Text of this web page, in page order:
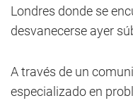
Londres donde se
desvanecerse ayer
A través de un
especializado en